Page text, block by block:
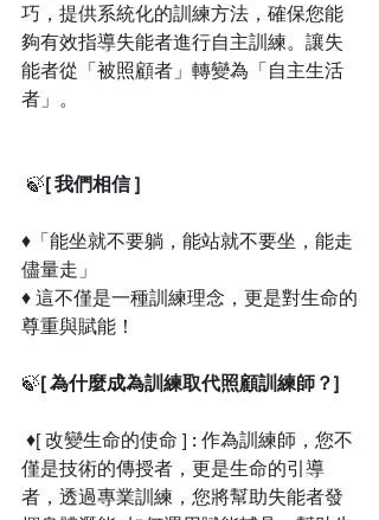
巧，提供系統化的訓練方法，確保您能
夠有效指導失能者進行自主訓練。讓失
能者從「被照顧者」轉變為「自主生活
者」。
🍃[ 我們相信 ]
♦️「能坐就不要躺，能站就不要坐，能走
儘量走」
♦️ 這不僅是一種訓練理念，更是對生命的
尊重與賦能！
🍃[ 為什麼成為訓練取代照顧訓練師？]
♦️[ 改變生命的使命 ] : 作為訓練師，您不
僅是技術的傳授者，更是生命的引導
者，透過專業訓練，您將幫助失能者發